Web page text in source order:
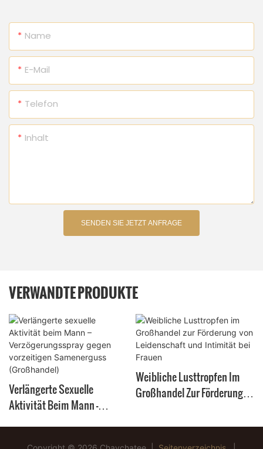
Name
E-Mail
Telefon
Inhalt
SENDEN SIE JETZT ANFRAGE
VERWANDTE PRODUKTE
Verlängerte Sexuelle
Aktivität Beim Mann –
Weibliche Lusttropfen Im
Großhandel Zur Förderung
Intimität Bei Frauen